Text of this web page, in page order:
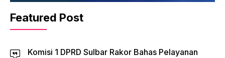
Featured Post
Komisi 1 DPRD Sulbar Rakor Bahas Pelayanan